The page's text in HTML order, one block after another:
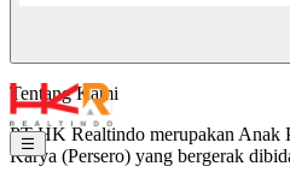
Tentang Kami
PT HK Realtindo merupakan Anak
Karya (Persero) yang bergerak